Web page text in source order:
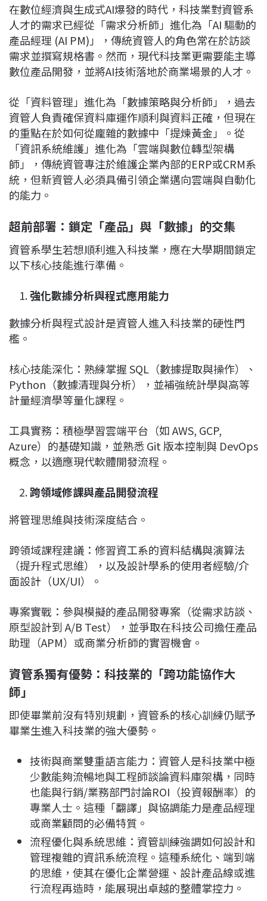
在數位經濟與生成式AI爆發的時代，科技業對資管系
人才的需求已經從「需求分析師」進化為「AI 驅動的
產品經理 (AI PM)」，傳統資管人的角色常在於訪談
需求並撰寫規格書。然而，現代科技業更需要能主導
數位產品開發，並將AI技術落地於商業場景的人才。
從「資料管理」進化為「數據策略與分析師」，過去
資管人負責確保資料庫運作順利與資料正確，但現在
的重點在於如何從龐雜的數據中「提煉黃金」。從
「資訊系統維護」進化為「雲端與數位轉型架構
師」，傳統資管專注於維護企業內部的ERP或CRM系
統，但新資管人必須具備引領企業邁向雲端與自動化
的能力。
超前部署：鎖定「產品」與「數據」的交集
資管系學生若想順利進入科技業，應在大學期間鎖定
以下核心技能進行準備。
強化數據分析與程式應用能力
數據分析與程式設計是資管人進入科技業的硬性門
檻。
核心技能深化：熟練掌握 SQL（數據提取與操作）、
Python（數據清理與分析），並補強統計學與高等
計量經濟學等量化課程。
工具實務：積極學習雲端平台（如 AWS, GCP,
Azure）的基礎知識，並熟悉 Git 版本控制與 DevOps
概念，以適應現代軟體開發流程。
跨領域修課與產品開發流程
將管理思維與技術深度結合。
跨領域課程建議：修習資工系的資料結構與演算法
（提升程式思維），以及設計學系的使用者經驗/介
面設計（UX/UI）。
專案實戰：參與模擬的產品開發專案（從需求訪談、
原型設計到 A/B Test），並爭取在科技公司擔任產品
助理（APM）或商業分析師的實習機會。
資管系獨有優勢：科技業的「跨功能協作大
師」
即使畢業前沒有特別規劃，資管系的核心訓練仍賦予
畢業生進入科技業的強大優勢。
技術與商業雙重語言能力：資管人是科技業中極
少數能夠流暢地與工程師談論資料庫架構，同時
也能與行銷/業務部門討論ROI（投資報酬率）的
專業人士。這種「翻譯」與協調能力是產品經理
或商業顧問的必備特質。
流程優化與系統思維：資管訓練強調如何設計和
管理複雜的資訊系統流程。這種系統化、端到端
的思維，使其在優化企業營運、設計產品線或進
行流程再造時，能展現出卓越的整體掌控力。